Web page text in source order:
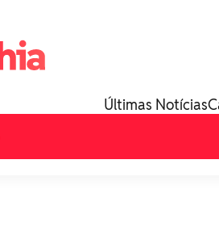
Últimas Notícias